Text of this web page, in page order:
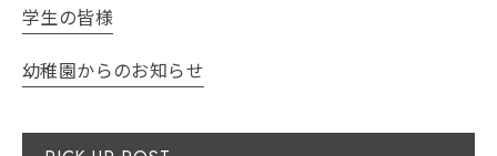
学生の皆様
幼稚園からのお知らせ